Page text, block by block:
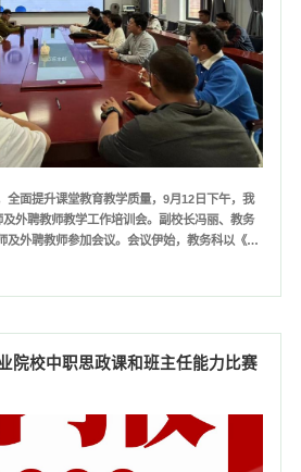
全面提升课堂教育教学质量，9月12日下午，我
外聘教师教学工作培训会。副校长冯丽、教务
及外聘教师参加会议。会议伊始，教务科以《立
课堂要求等方面对参训教师进行了宣讲，明确了
院校中职思政课和班主任能力比赛